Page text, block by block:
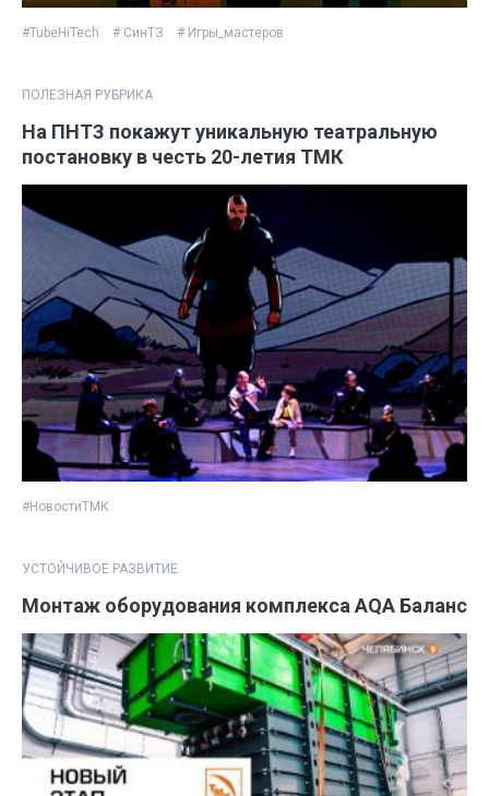
#TubeHiTech # СинТЗ # Игры_мастеров
ПОЛЕЗНАЯ РУБРИКА
На ПНТЗ покажут уникальную театральную
постановку в честь 20-летия ТМК
#НовостиТМК
УСТОЙЧИВОЕ РАЗВИТИЕ
Монтаж оборудования комплекса AQA Баланс